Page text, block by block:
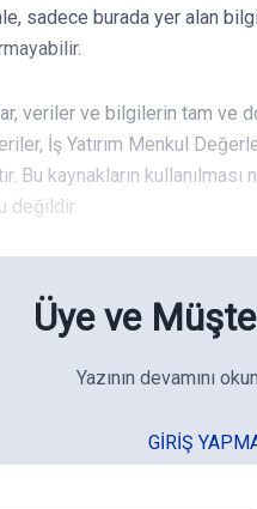
sadece burada yer alan
veriler ve bilgilerin tam ve
İş Yatırım Menkul
Bu kaynakların
değildir.
Üye ve
Yazının devamını
GIRIŞ